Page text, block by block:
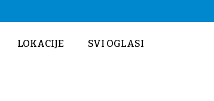
LOKACIJE SVI OGLASI